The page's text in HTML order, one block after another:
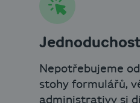
Nepotřebujeme
stohy formulářů,
administrativy si